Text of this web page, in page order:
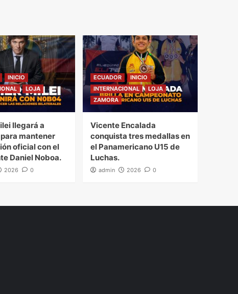
INICIO
LOJA
llegará a
mantener
oficial con el
Daniel Noboa.
2026 0
ECUADOR
INICIO
INTERNACIONAL
LOJA
ZAMORA
Vicente Encalada
conquista tres medallas en
el Panamericano U15 de
Luchas.
admin 2026 0